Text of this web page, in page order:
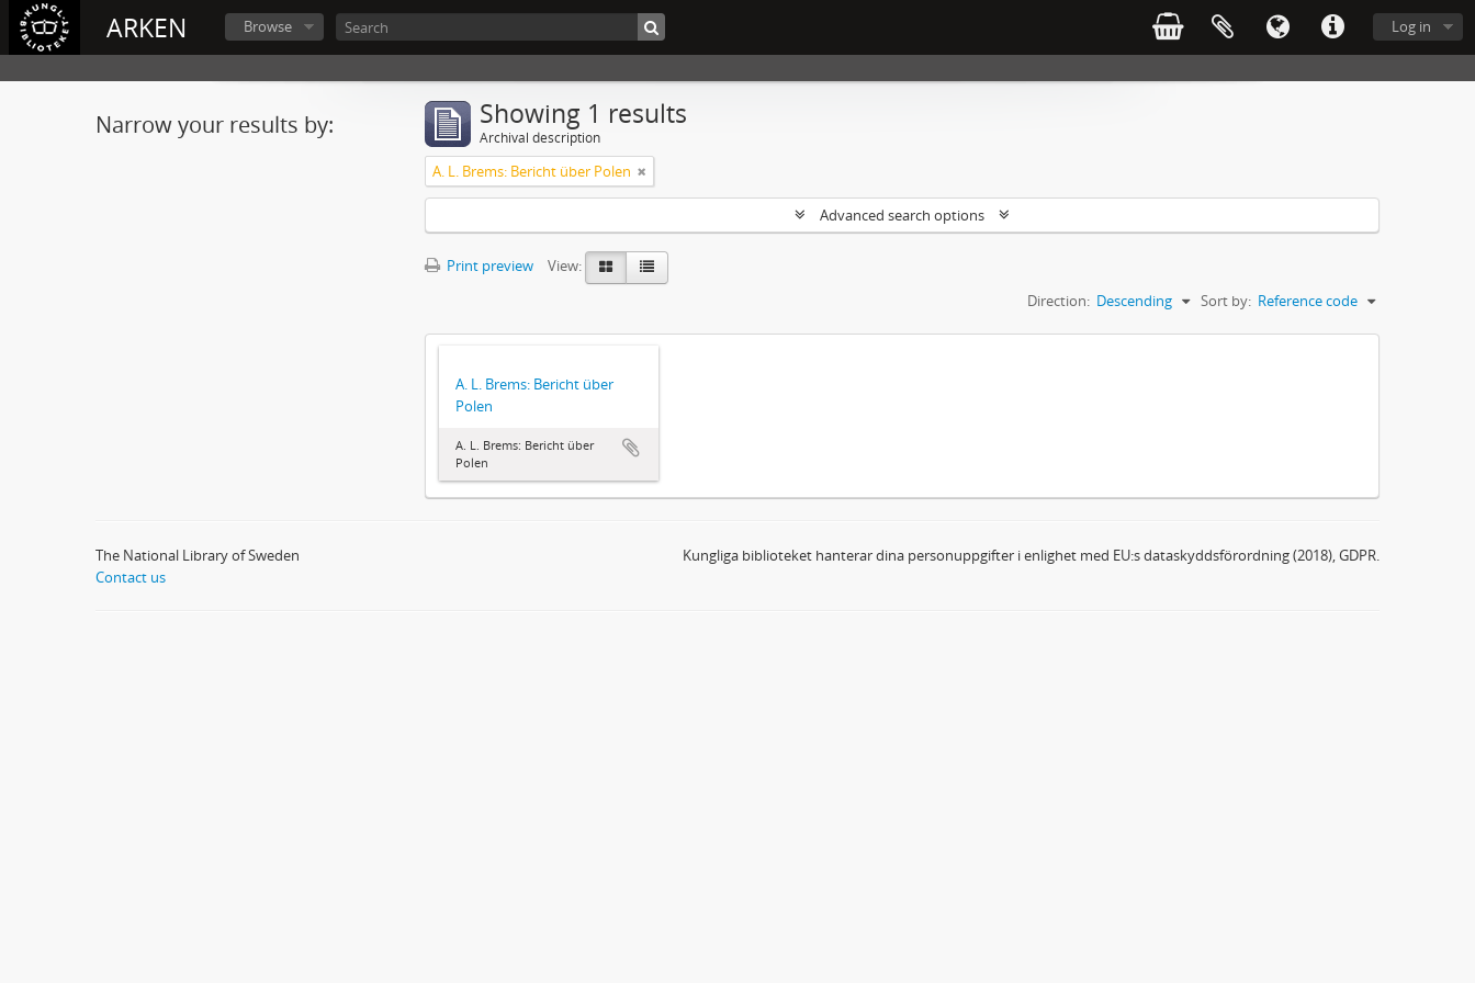
ARKEN Log in
Browse
Narrow your results by: Showing 1 results
Archival description
A. L. Brems: Bericht über Polen
Advanced search options
Print preview
View:
Sort by: Reference code
Direction: Descending
A. L. Brems: Bericht über
Polen
A. L. Brems: Bericht über
Polen
The National Library of Sweden
Contact us
Kungliga biblioteket hanterar dina personuppgifter i enlighet med EU:s dataskyddsförordning (2018), GDPR.